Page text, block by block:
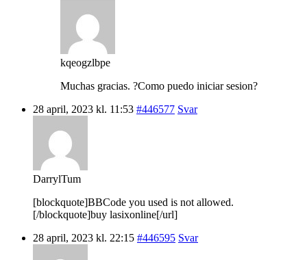
kqeogzlbpe
Muchas gracias. ?Como puedo iniciar sesion?
28 april, 2023 kl. 11:53 #446577 Svar
DarrylTum
[blockquote]BBCode you used is not allowed.
[/blockquote]buy lasixonline[/url]
28 april, 2023 kl. 22:15 #446595 Svar